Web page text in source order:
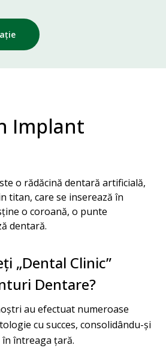
Implant
o rădăcină dentară artificială,
titan, care se inserează în
o coroană, o punte
dentară.
„Dental Clinic”
Dentare?
au efectuat numeroase
cu succes, consolidându-și
întreaga țară.